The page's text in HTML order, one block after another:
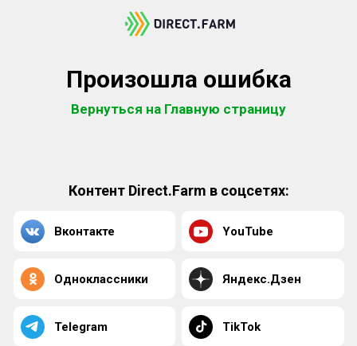
Произошла ошибка
Вернуться на Главную страницу
Контент Direct.Farm в соцсетях:
Вконтакте YouTube
Одноклассники Яндекс.Дзен
Telegram TikTok